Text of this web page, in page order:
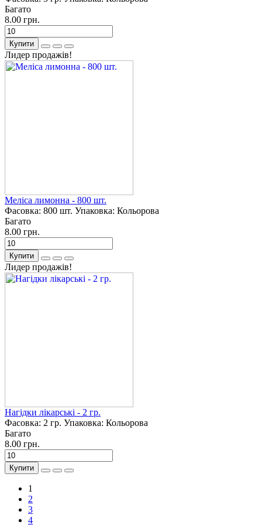
Багато
8.00 грн.
Купити
Лидер продажів!
Меліса лимонна - 800 шт.
Фасовка: 800 шт. Упаковка: Кольорова
Багато
8.00 грн.
Купити
Лидер продажів!
Нагідки лікарські - 2 гр.
Фасовка: 2 гр. Упаковка: Кольорова
Багато
8.00 грн.
Купити
1
2
3
4